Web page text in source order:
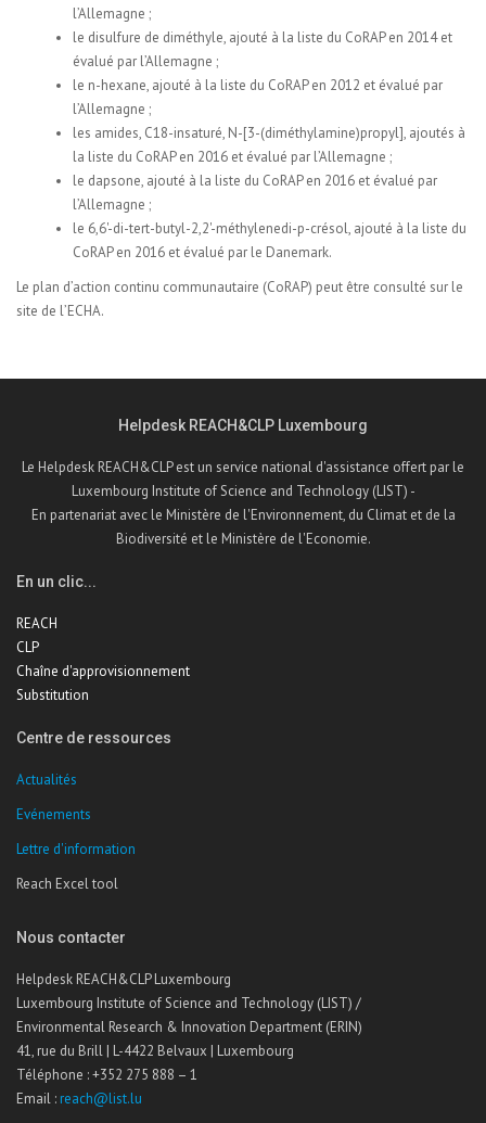
l’Allemagne ;
le disulfure de diméthyle, ajouté à la liste du CoRAP en 2014 et
évalué par l’Allemagne ;
le n-hexane, ajouté à la liste du CoRAP en 2012 et évalué par
l’Allemagne ;
les amides, C18-insaturé, N-[3-(diméthylamine)propyl], ajoutés à
la liste du CoRAP en 2016 et évalué par l’Allemagne ;
le dapsone, ajouté à la liste du CoRAP en 2016 et évalué par
l’Allemagne ;
le 6,6'-di-tert-butyl-2,2'-méthylenedi-p-crésol, ajouté à la liste du
CoRAP en 2016 et évalué par le Danemark.
Le plan d’action continu communautaire (CoRAP) peut être consulté sur le
site de l’ECHA.
Helpdesk REACH&CLP Luxembourg
Le Helpdesk REACH&CLP est un service national d'assistance offert par le
Luxembourg Institute of Science and Technology (LIST) -
En partenariat avec le Ministère de l'Environnement, du Climat et de la
Biodiversité et le Ministère de l'Economie.
En un clic...
REACH
CLP
Chaîne d'approvisionnement
Substitution
Centre de ressources
Actualités
Evénements
Lettre d'information
Reach Excel tool
Nous contacter
Helpdesk REACH&CLP Luxembourg
Luxembourg Institute of Science and Technology (LIST) /
Environmental Research & Innovation Department (ERIN)
41, rue du Brill | L-4422 Belvaux | Luxembourg
Téléphone : +352 275 888 – 1
Email : reach@list.lu